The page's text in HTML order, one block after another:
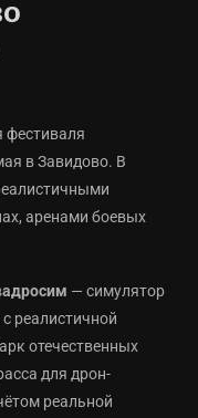
фестиваля
в Завидово. В
аренами боевых
— симулятор
реалистичной
отечественных
для дрон-
реальной